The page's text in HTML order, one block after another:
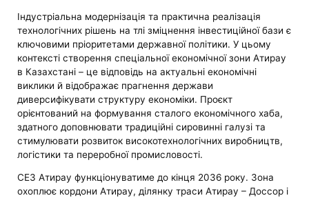
Індустріальна модернізація та практична реалізація
технологічних рішень на тлі зміцнення інвестиційної бази є
ключовими пріоритетами державної політики. У цьому
контексті створення спеціальної економічної зони Атирау
в Казахстані – це відповідь на актуальні економічні
виклики й відображає прагнення держави
диверсифікувати структуру економіки. Проєкт
орієнтований на формування сталого економічного хаба,
здатного доповнювати традиційні сировинні галузі та
стимулювати розвиток високотехнологічних виробництв,
логістики та переробної промисловості.
СЕЗ Атирау функціонуватиме до кінця 2036 року. Зона
охоплює кордони Атирау, ділянку траси Атирау – Доссор і